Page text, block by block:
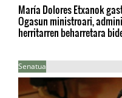
María Dolores Etxanok
Ogasun ministroari,
herritarren beharretara
Senatua